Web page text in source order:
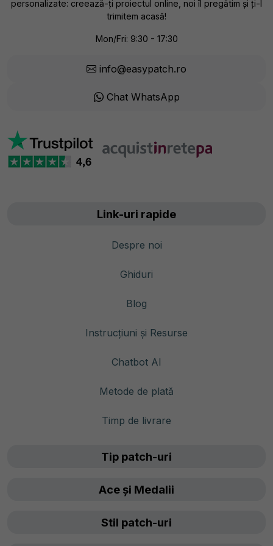
personalizate: creează-ți proiectul online, noi îl pregătim și ți-l
trimitem acasă!
Mon/Fri: 9:30 - 17:30
info@easypatch.ro
Chat WhatsApp
Link-uri rapide
Despre noi
Ghiduri
Blog
Instrucțiuni și Resurse
Chatbot AI
Metode de plată
Timp de livrare
Tip patch-uri
Ace și Medalii
Stil patch-uri